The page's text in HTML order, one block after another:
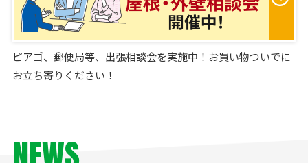
ピアゴ、郵便局等、出張相談会を実施中！お買い物ついでに
お立ち寄りください！